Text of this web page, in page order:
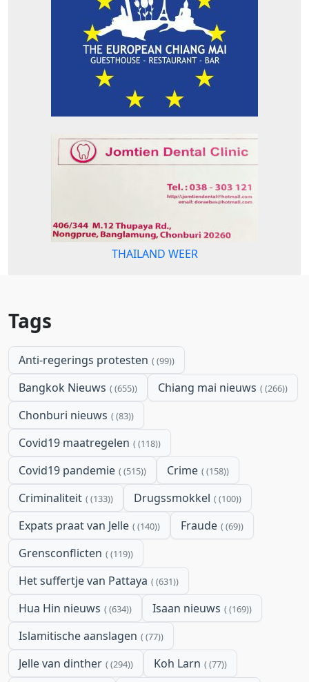
THAILAND WEER
Tags
Anti-regerings protesten (99)
Bangkok Nieuws (655) Chiang mai nieuws (266)
Chonburi nieuws (83)
Covid19 maatregelen (118)
Covid19 pandemie (515) Crime (158)
Criminaliteit (133) Drugssmokkel (100)
Expats praat van Jelle (140) Fraude (69)
Grensconflicten (119)
Het suffertje van Pattaya (631)
Hua Hin nieuws (634) Isaan nieuws (169)
Islamitische aanslagen (77)
Jelle van dinther (294) Koh Larn (77)